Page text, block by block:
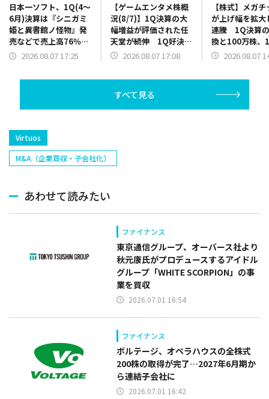
日本一ソフト、1Q(4～
6月)決算は『シニガミ
姫と異書館ノ怪物』発
売などで売上高76％増
に 2Q以降発売の新作
2026.08.07 17:25
【ゲームエンタメ株概
況(8/7)】1Q決算の大
幅増益が評価された任
天堂が続伸 1Q好決算
と2Q累計業績予想の上
2026.08.07 17:08
【株式】メガ
が上げ幅を拡大
連騰 1Q決算
換と100万株、
円を上限とした
2026.08.07
すべて見る
Virtuos
M&A（企業買収・子会社化）
あわせて読みたい
ファイナンス
東京通信グループ、オーバース社より
秋元康氏がプロデュースするアイドル
グループ「WHITE SCORPION」の事
業を買収
2026.07.01 16:54
ファイナンス
ボルテージ、オペラハウスの全株式
200株の取得が完了…2027年6月期か
ら連結子会社に
2026.07.01 16:42